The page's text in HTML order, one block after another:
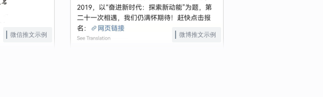
微信推文示例 微博推文示例